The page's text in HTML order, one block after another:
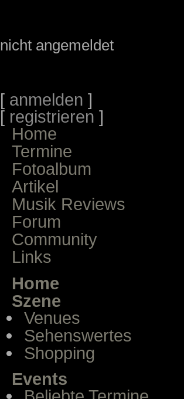
nicht angemeldet
[ anmelden ]
[ registrieren ]
Home
Termine
Fotoalbum
Artikel
Musik Reviews
Forum
Community
Links
Home
Szene
Venues
Sehenswertes
Shopping
Events